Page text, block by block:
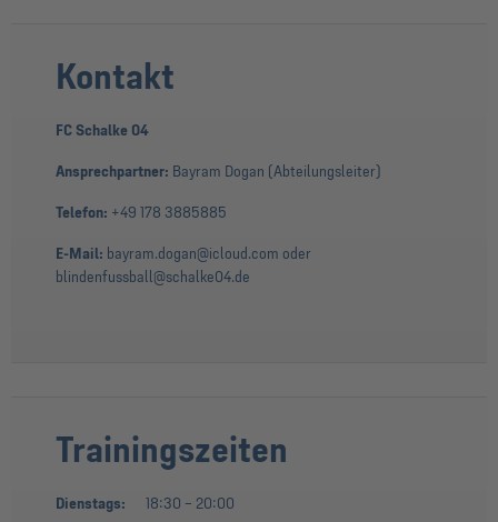
Kontakt
FC Schalke 04
Ansprechpartner: Bayram Dogan (Abteilungsleiter)
Telefon: +49 178 3885885
E-Mail: bayram.dogan@icloud.com oder
blindenfussball@schalke04.de
Trainingszeiten
Dienstags: 18:30 – 20:00